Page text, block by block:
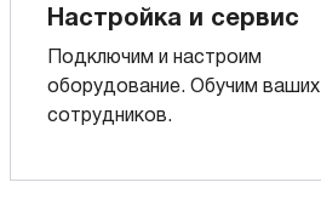
Настройка и сервис
Подключим и настроим
оборудование. Обучим ваших
сотрудников.